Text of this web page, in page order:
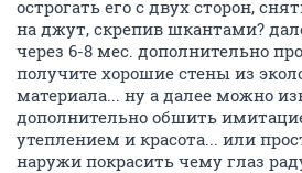
острогать его с двух сторон,
на джут, скрепив шкантами?
через 6-8 мес. дополнительно
получите хорошие стены из
материала... ну а далее можно
дополнительно обшить
утеплением и красота... или
наружи покрасить чему глаз